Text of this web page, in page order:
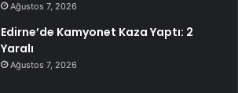
Ağustos 7, 2026
Edirne’de Kamyonet Kaza Yaptı: 2
Yaralı
Ağustos 7, 2026